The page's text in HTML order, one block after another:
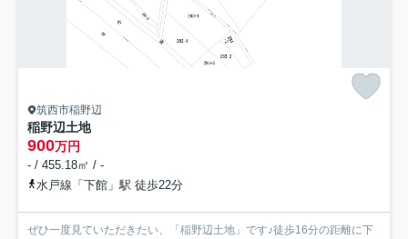
筑西市稲野辺
稲野辺土地
900万円
- / 455.18㎡ / -
水戸線「下館」駅 徒歩22分
ぜひ一度見ていただきたい、「稲野辺土地」です♪徒歩16分の距離に下